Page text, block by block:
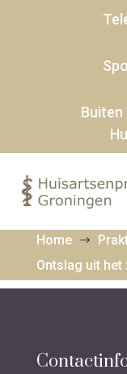
Home $
Ontslag uit het